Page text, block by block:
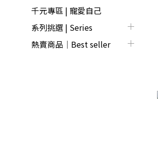
千元專區 | 寵愛自己
系列挑選 | Series
熱賣商品│Best seller